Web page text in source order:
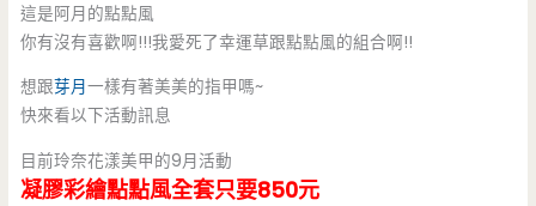
這是阿月的點點風
你有沒有喜歡啊!!!我愛死了幸運草跟點點風的組合啊!!
想跟芽月一樣有著美美的指甲嗎~
快來看以下活動訊息
目前玲奈花漾美甲的9月活動
凝膠彩繪點點風全套只要850元